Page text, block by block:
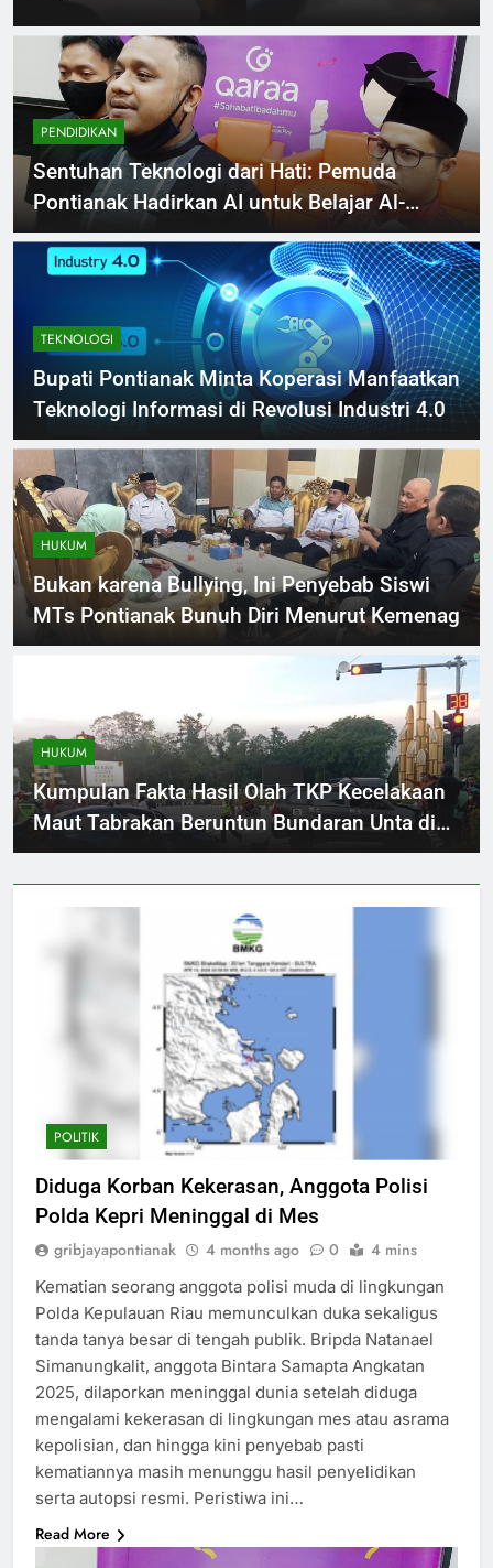
dan Permintaan Maaf
PENDIDIKAN
Sentuhan Teknologi dari Hati: Pemuda
Pontianak Hadirkan AI untuk Belajar Al-
Quran
TEKNOLOGI
Bupati Pontianak Minta Koperasi Manfaatkan
Teknologi Informasi di Revolusi Industri 4.0
HUKUM
Bukan karena Bullying, Ini Penyebab Siswi
MTs Pontianak Bunuh Diri Menurut Kemenag
HUKUM
Kumpulan Fakta Hasil Olah TKP Kecelakaan
Maut Tabrakan Beruntun Bundaran Unta di
Pontianak
POLITIK
Diduga Korban Kekerasan, Anggota Polisi
Polda Kepri Meninggal di Mes
gribjayapontianak 4 months ago 0 4 mins
Kematian seorang anggota polisi muda di lingkungan
Polda Kepulauan Riau memunculkan duka sekaligus
tanda tanya besar di tengah publik. Bripda Natanael
Simanungkalit, anggota Bintara Samapta Angkatan
2025, dilaporkan meninggal dunia setelah diduga
mengalami kekerasan di lingkungan mes atau asrama
kepolisian, dan hingga kini penyebab pasti
kematiannya masih menunggu hasil penyelidikan
serta autopsi resmi. Peristiwa ini…
Read More